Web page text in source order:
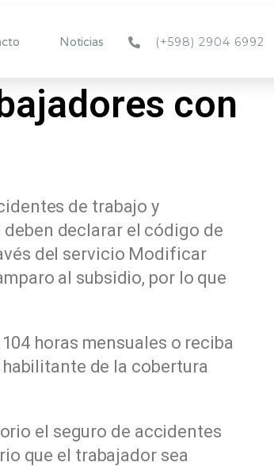
Noticias (+598) 2904 6992
con
de trabajo y
declarar el código de
del servicio Modificar
al subsidio, por lo que
horas mensuales o reciba
habilitante de la cobertura
el seguro de accidentes
que el trabajador sea